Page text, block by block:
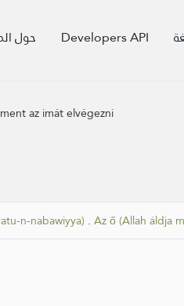
حول Developers API
az imát elvégezni
n-nabawiyya) . Az ő (Allah áldja